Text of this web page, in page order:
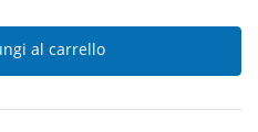
al carrello